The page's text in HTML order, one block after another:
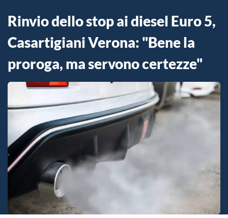
Rinvio dello stop ai diesel Euro 5,
Casartigiani Verona: "Bene la
proroga, ma servono certezze"